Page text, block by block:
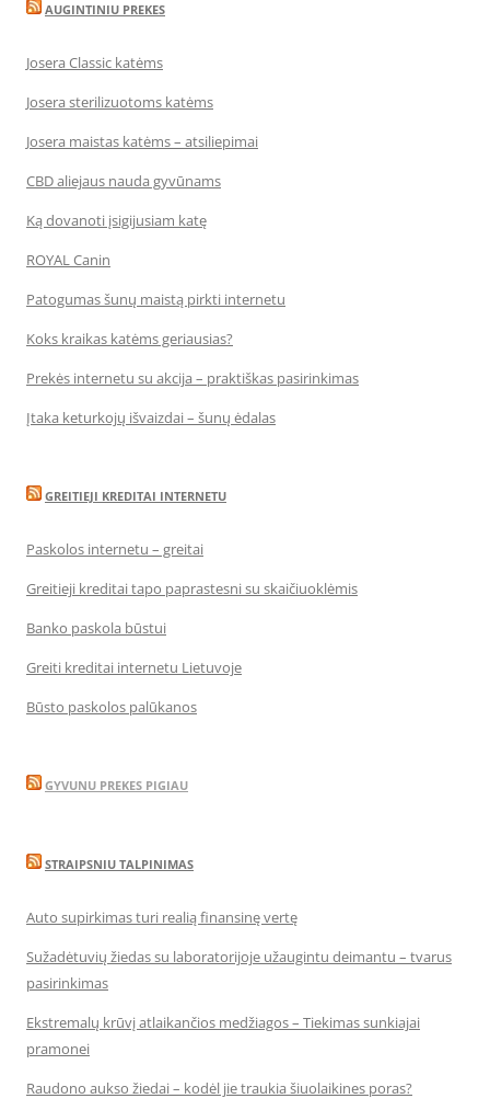
AUGINTINIU PREKES
Josera Classic katėms
Josera sterilizuotoms katėms
Josera maistas katėms – atsiliepimai
CBD aliejaus nauda gyvūnams
Ką dovanoti įsigijusiam katę
ROYAL Canin
Patogumas šunų maistą pirkti internetu
Koks kraikas katėms geriausias?
Prekės internetu su akcija – praktiškas pasirinkimas
Įtaka keturkojų išvaizdai – šunų ėdalas
GREITIEJI KREDITAI INTERNETU
Paskolos internetu – greitai
Greitieji kreditai tapo paprastesni su skaičiuoklėmis
Banko paskola būstui
Greiti kreditai internetu Lietuvoje
Būsto paskolos palūkanos
GYVUNU PREKES PIGIAU
STRAIPSNIU TALPINIMAS
Auto supirkimas turi realią finansinę vertę
Sužadėtuvių žiedas su laboratorijoje užaugintu deimantu – tvarus
pasirinkimas
Ekstremalų krūvį atlaikančios medžiagos – Tiekimas sunkiajai
pramonei
Raudono aukso žiedai – kodėl jie traukia šiuolaikines poras?